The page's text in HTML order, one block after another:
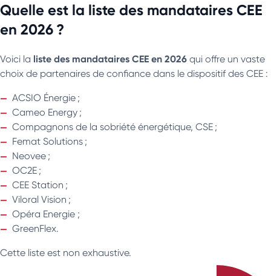
Quelle est la liste des mandataires CEE
en 2026 ?
Voici la liste des mandataires CEE en 2026 qui offre un vaste
choix de partenaires de confiance dans le dispositif des CEE :
ACSIO Énergie ;
Cameo Energy ;
Compagnons de la sobriété énergétique, CSE ;
Femat Solutions ;
Neovee ;
OC2E ;
CEE Station ;
Viloral Vision ;
Opéra Energie ;
GreenFlex.
Cette liste est non exhaustive.